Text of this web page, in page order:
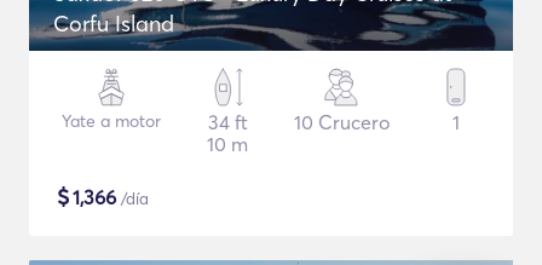
Corfu Island
Yate a motor
34 ft
10 m
10 Crucero 1
$1,366 /día